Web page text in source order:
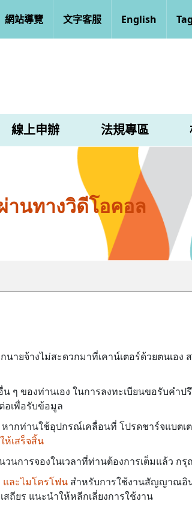
網站導覽 文字客服 English
線上申辦 法規專區
านทางวิดีโอคอล
ายจ้างไม่สะดวกมาที่เคาน์เตอร์ด้วยตนเอง
ของท่านเอง ในการลงทะเบียนขอรับคำป
อเพื่อรับข้อมูล
ากท่านใช้อุปกรณ์เคลื่อนที่ โปรดชาร์จแบตเ
ห้เสร็จสิ้น
วนการจองในเวลาที่ท่านต้องการเต็มแล้ว กรุ
และไมโครโฟน สำหรับการใช้งานสัญญาณอิ
ถียร แนะนำให้หลีกเลี่ยงการใช้งาน